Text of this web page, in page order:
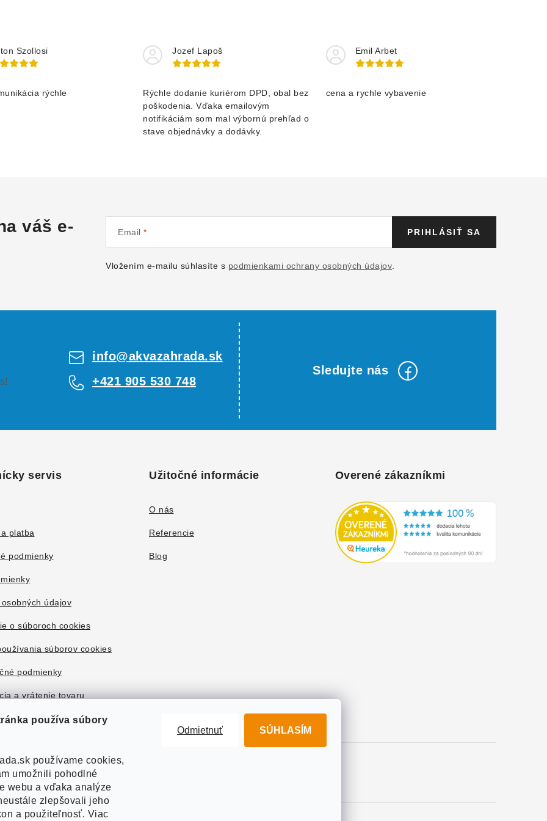
používa súbory
používame cookies,
umožnili pohodlné
webu a vďaka analýze
zlepšovali jeho
a použiteľnosť. Viac
Odmietnuť SÚHLASÍM
Szollosi
rýchle
Jozef Lapoš
Rýchle dodanie kuriérom DPD, obal bez
poškodenia. Vďaka emailovým
notifikáciám som mal výbornú prehľad o
stave objednávky a dodávky.
Emil Arbet
cena a rychle vybavenie
váš e-
Email
Vložením e-mailu súhlasíte s podmienkami ochrany osobných údajov
PRIHLÁSIŤ SA
info@akvazahrada.sk
+421 905 530 748
servis
platba
podmienky
údajov
o súboroch cookies
súborov cookies
podmienky
a vrátenie tovaru
Užitočné informácie
O nás
Referencie
Blog
Overené zákazníkmi